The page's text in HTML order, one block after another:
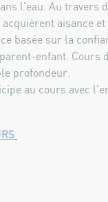
l'eau. Au travers
aisance
basée sur la
enfant. Cours
profondeur.
au cours avec